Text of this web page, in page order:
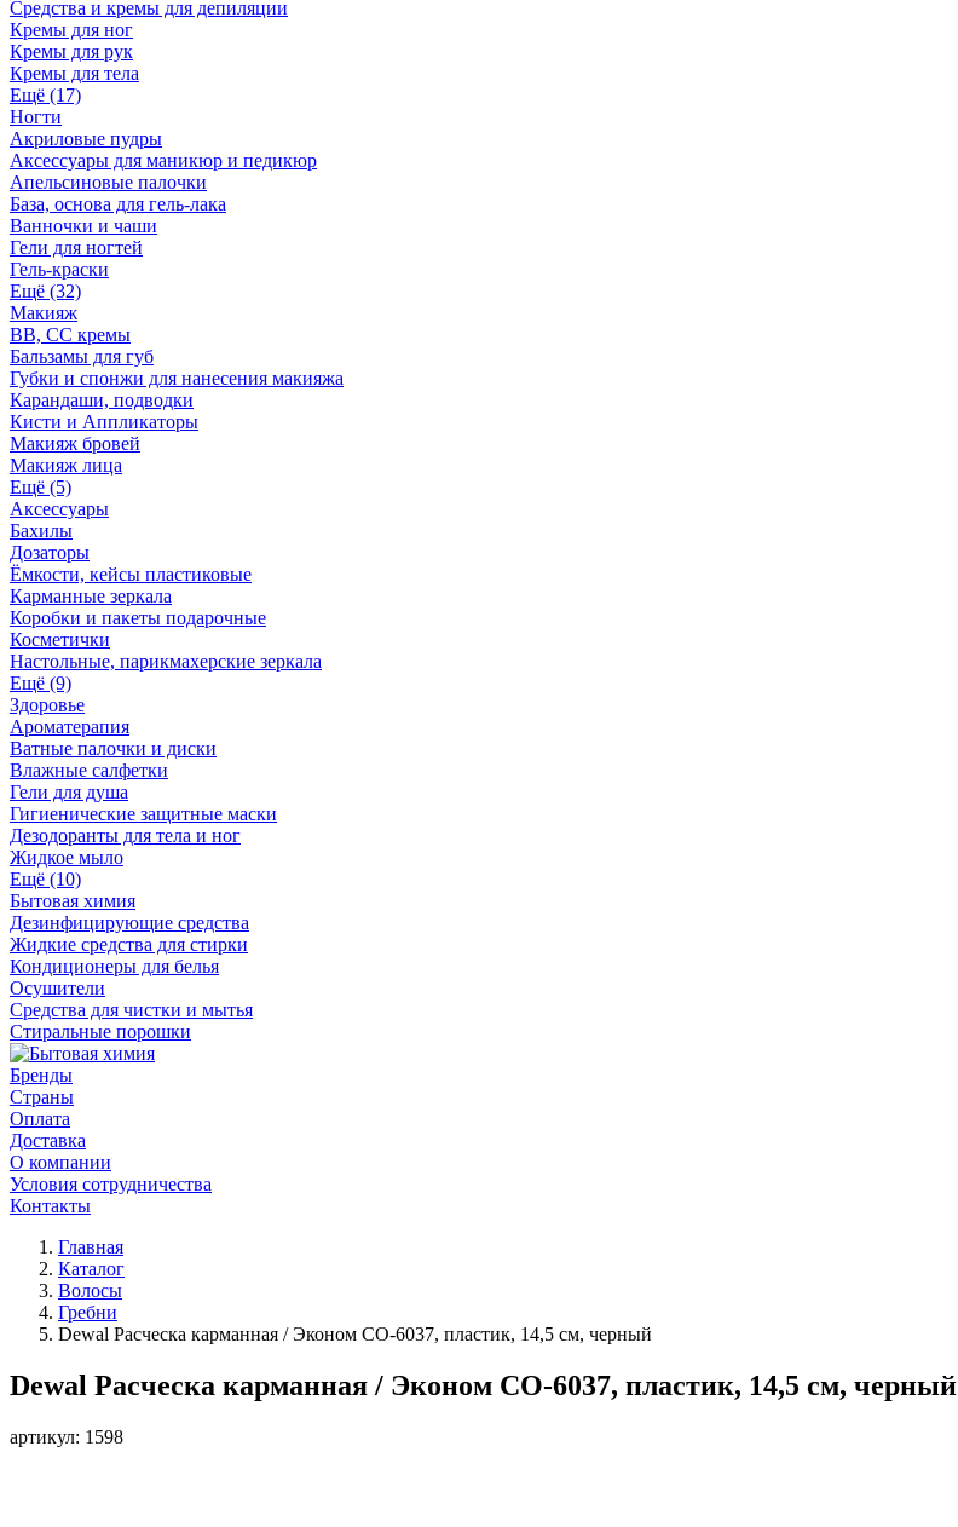
Средства и кремы для депиляции
Кремы для ног
Кремы для рук
Кремы для тела
Ещё (17)
Ногти
Акриловые пудры
Аксессуары для маникюр и педикюр
Апельсиновые палочки
База, основа для гель-лака
Ванночки и чаши
Гели для ногтей
Гель-краски
Ещё (32)
Макияж
BB, СС кремы
Бальзамы для губ
Губки и спонжи для нанесения макияжа
Карандаши, подводки
Кисти и Аппликаторы
Макияж бровей
Макияж лица
Ещё (5)
Аксессуары
Бахилы
Дозаторы
Ёмкости, кейсы пластиковые
Карманные зеркала
Коробки и пакеты подарочные
Косметички
Настольные, парикмахерские зеркала
Ещё (9)
Здоровье
Ароматерапия
Ватные палочки и диски
Влажные салфетки
Гели для душа
Гигиенические защитные маски
Дезодоранты для тела и ног
Жидкое мыло
Ещё (10)
Бытовая химия
Дезинфицирующие средства
Жидкие средства для стирки
Кондиционеры для белья
Осушители
Средства для чистки и мытья
Стиральные порошки
Бренды
Страны
Оплата
Доставка
О компании
Условия сотрудничества
Контакты
Главная
Каталог
Волосы
Гребни
Dewal Расческа карманная / Эконом CO-6037, пластик, 14,5 см, черный
Dewal Расческа карманная / Эконом CO-6037, пластик, 14,5 см, черный
артикул: 1598